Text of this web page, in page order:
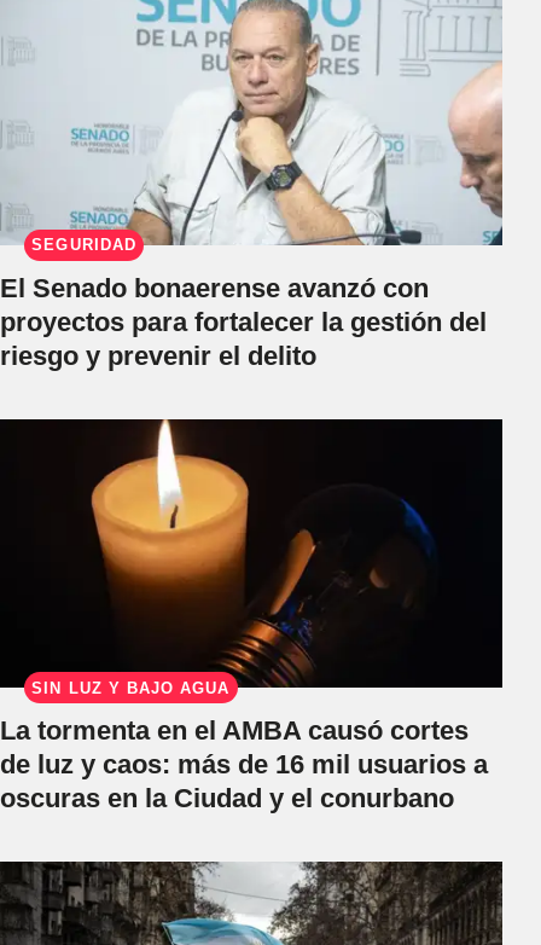
SEGURIDAD
El Senado bonaerense avanzó con
proyectos para fortalecer la gestión del
riesgo y prevenir el delito
SIN LUZ Y BAJO AGUA
La tormenta en el AMBA causó cortes
de luz y caos: más de 16 mil usuarios a
oscuras en la Ciudad y el conurbano